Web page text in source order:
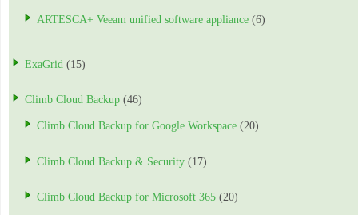
ARTESCA+ Veeam unified software appliance (6)
ExaGrid (15)
Climb Cloud Backup (46)
Climb Cloud Backup for Google Workspace (20)
Climb Cloud Backup & Security (17)
Climb Cloud Backup for Microsoft 365 (20)